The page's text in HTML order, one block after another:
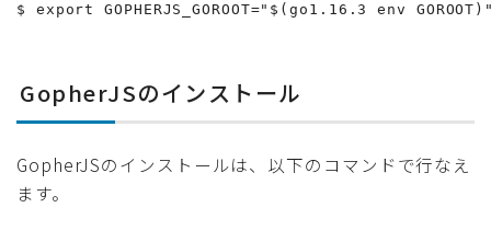
$ export GOPHERJS_GOROOT="$(go1.16.3 env
GopherJSのインストール
GopherJSのインストールは、以下のコマンドで行なえ
ます。